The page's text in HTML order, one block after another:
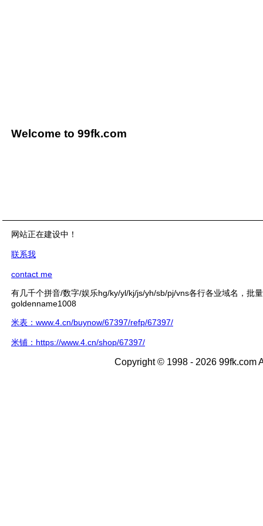
Welcome to 99fk.com
网站正在建设中！
联系我
contact me
有几千个拼音/数字/娱乐hg/ky/yl/kj/js/yh/sb/pj/vns各行各业域名，批
goldenname1008
米表：www.4.cn/buynow/67397/refp/67397/
米铺：https://www.4.cn/shop/67397/
Copyright © 1998 - 2026 99fk.com